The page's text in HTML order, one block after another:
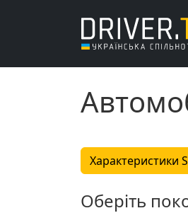
Характеристики
Оберіть